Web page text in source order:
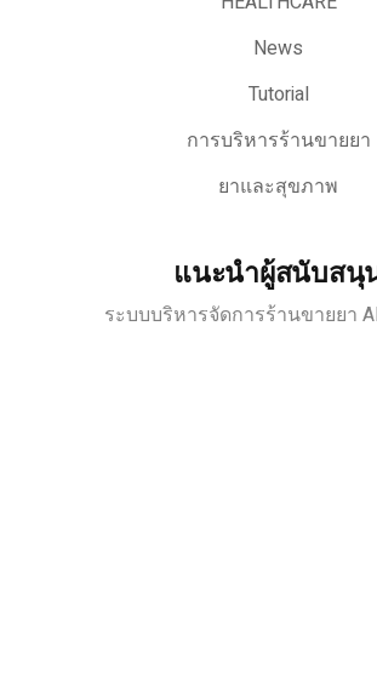
News
Tutorial
การบริหารร้านขายยา
ยาและสุขภาพ
แนะนำผู้สนับสนุ
ระบบบริหารจัดการร้านขายยา